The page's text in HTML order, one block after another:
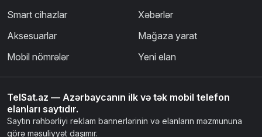
Smart cihazlar
Aksesuarlar
Mobil nömrələr
Xəbərlər
Mağaza yarat
Yeni elan
TelSat.az — Azərbaycanın ilk və tək mobil telefon
elanları saytıdır.
Saytın rəhbərliyi reklam bannerlərinin və elanların məzmununa
görə məsuliyyət daşımır.